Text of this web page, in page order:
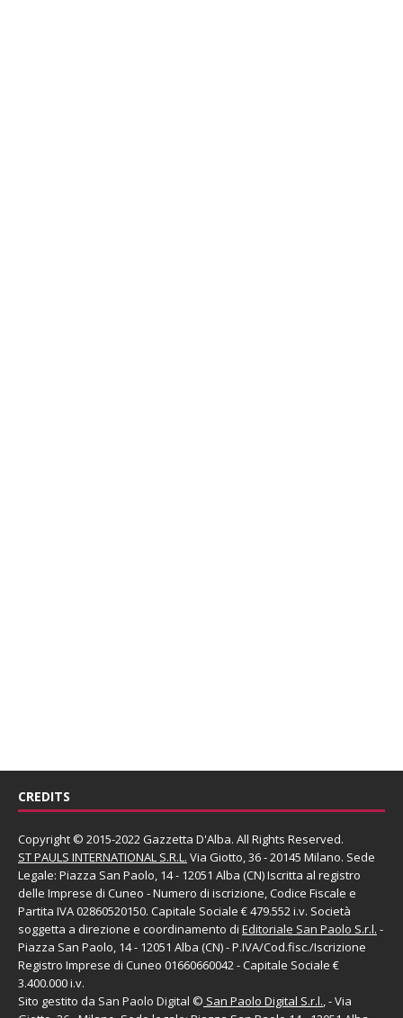
CREDITS
Copyright © 2015-2022 Gazzetta D'Alba. All Rights Reserved.
ST PAULS INTERNATIONAL S.R.L. Via Giotto, 36 - 20145 Milano. Sede
Legale: Piazza San Paolo, 14 - 12051 Alba (CN) Iscritta al registro
delle Imprese di Cuneo - Numero di iscrizione, Codice Fiscale e
Partita IVA 02860520150. Capitale Sociale € 479.552 i.v. Società
soggetta a direzione e coordinamento di Editoriale San Paolo S.r.l. -
Piazza San Paolo, 14 - 12051 Alba (CN) - P.IVA/Cod.fisc./Iscrizione
Registro Imprese di Cuneo 01660660042 - Capitale Sociale €
3.400.000 i.v.
Sito gestito da San Paolo Digital © San Paolo Digital S.r.l., - Via